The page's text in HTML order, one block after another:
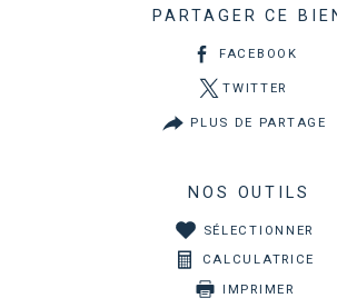
PARTAGER CE
FACEBOOK
TWITTER
PLUS DE PARTAGE
NOS OUTILS
SÉLECTIONNER
CALCULATRICE
IMPRIMER